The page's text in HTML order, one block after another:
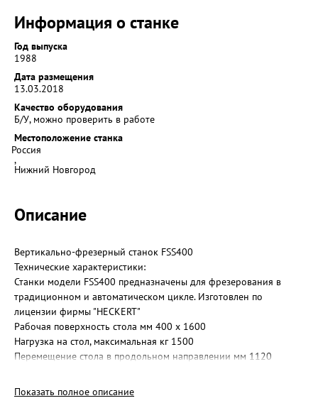
Информация о станке
Год выпуска
1988
Дата размещения
13.03.2018
Качество оборудования
Б/У, можно проверить в работе
Местоположение станка
Россия
,
Нижний Новгород
Описание
Вертикально-фрезерный станок FSS400
Технические характеристики:
Станки модели FSS400 предназначены для фрезерования в
традиционном и автоматическом цикле. Изготовлен по
лицензии фирмы "HECKERT"
Рабочая поверхность стола мм 400 х 1600
Нагрузка на стол, максимальная кг 1500
Перемещение стола в продольном направлении мм 1120
мм 345
Перемещение консоли в вертикальном направлении мм 400
Показать полное описание